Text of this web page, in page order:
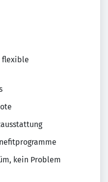
flexible
kein Problem